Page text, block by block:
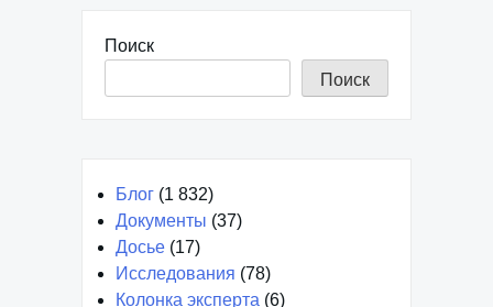
Поиск
Поиск
Блог (1 832)
Документы (37)
Досье (17)
Исследования (78)
Колонка эксперта (6)